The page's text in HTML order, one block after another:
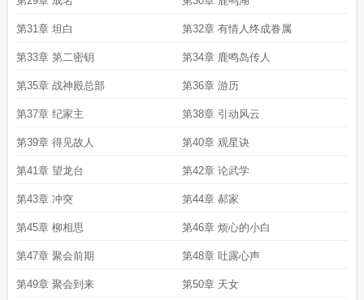
第31章 坦白 第32章 有情人终成眷属
第33章 第二密钥 第34章 鹿鸣岛传人
第35章 战神殿总部 第36章 游历
第37章 纪家主 第38章 引动风云
第39章 得见故人 第40章 观星诀
第41章 望龙台 第42章 论武学
第43章 冲突 第44章 郝家
第45章 柳相思 第46章 烦心的小白
第47章 聚会前期 第48章 吐露心声
第49章 聚会到来 第50章 天女